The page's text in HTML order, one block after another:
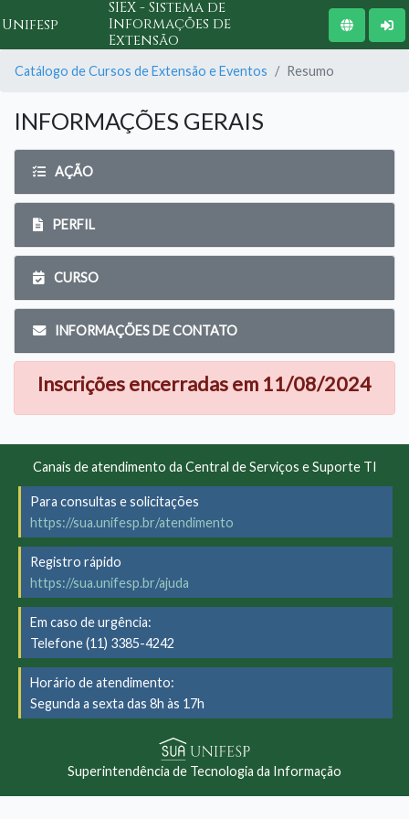
Unifesp
SIEX - Sistema de
Informações de
Extensão
Catálogo de Cursos de Extensão e Eventos Resumo
INFORMAÇÕES GERAIS
AÇÃO
PERFIL
CURSO
INFORMAÇÕES DE CONTATO
Inscrições encerradas em 11/08/2024
Canais de atendimento da Central de Serviços e Suporte TI
Para consultas e solicitações
https://sua.unifesp.br/atendimento
Registro rápido
https://sua.unifesp.br/ajuda
Em caso de urgência:
Telefone (11) 3385-4242
Horário de atendimento:
Segunda a sexta das 8h às 17h
Superintendência de Tecnologia da Informação